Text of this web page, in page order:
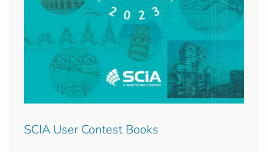
SCIA User Contest Books